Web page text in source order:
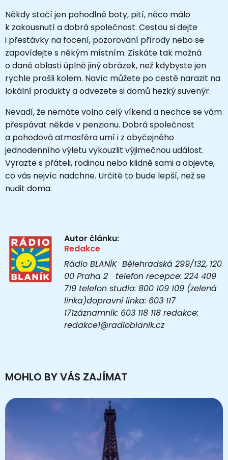
Někdy stačí jen pohodlné boty, pití, něco málo
k zakousnutí a dobrá společnost. Cestou si dejte
i přestávky na focení, pozorování přírody nebo se
zapovídejte s někým místním. Získáte tak možná
o dané oblasti úplně jiný obrázek, než kdybyste jen
rychle prošli kolem. Navíc můžete po cestě narazit na
lokální produkty a odvezete si domů hezký suvenýr.
Nevadí, že nemáte volno celý víkend a nechce se vám
přespávat někde v penzionu. Dobrá společnost
a pohodová atmosféra umí i z obyčejného
jednodenního výletu vykouzlit výjimečnou událost.
Vyrazte s přáteli, rodinou nebo klidně sami a objevte,
co vás nejvíc nadchne. Určitě to bude lepší, než se
nudit doma.
Autor článku:
Redakce
Rádio BLANÍK Bělehradská 299/132, 120
00 Praha 2 telefon recepce: 224 409
719 telefon studio: 800 109 109 (zelená
linka)dopravní linka: 603 117
171záznamník: 603 118 118 redakce:
redakce1@radioblanik.cz
MOHLO BY VÁS ZAJÍMAT